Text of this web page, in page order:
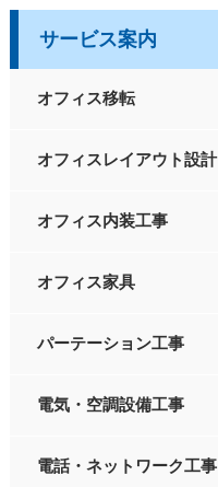
サービス案内
オフィス移転
オフィスレイアウト設計
オフィス内装工事
オフィス家具
パーテーション工事
電気・空調設備工事
電話・ネットワーク工事